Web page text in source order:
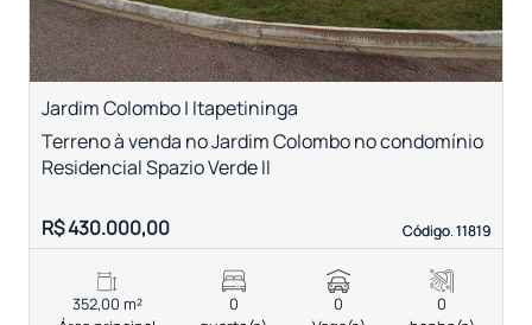
Jardim Colombo | Itapetininga
Código. 11819
Código. 11819
Terreno à venda no Jardim Colombo no condomínio
Residencial Spazio Verde II
R$ 430.000,00
352,00 m²
0
0
0